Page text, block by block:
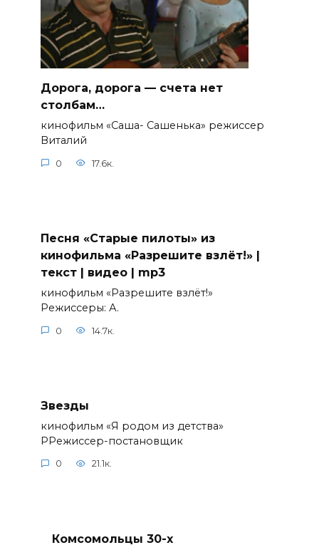
Дорога, дорога — счета нет
столбам…
кинофильм «Саша- Сашенька» режиссер
Виталий
0 17.6к.
Песня «Старые пилоты» из
кинофильма «Разрешите взлёт!» |
текст | видео | mp3
кинофильм «Разрешите взлёт!»
Режиссеры: А.
0 14.7к.
Звезды
кинофильм «Я родом из детства»
РРежиссер-постановщик
0 21.1к.
Комсомольцы 30-x